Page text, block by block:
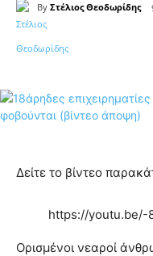
By Στέλιος Θεοδωρίδης
Δείτε το βίντεο
https://youtu.be/-
Ορισμένοι νεαροί